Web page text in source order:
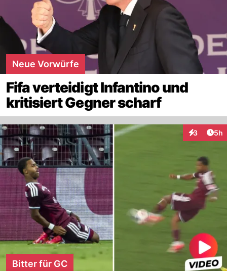
Neue Vorwürfe
Fifa verteidigt Infantino und
kritisiert Gegner scharf
3 5h
Bitter für GC